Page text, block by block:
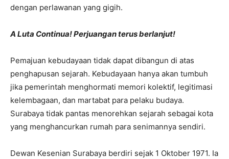
dengan perlawanan yang gigih.
A Luta Continua! Perjuangan terus berlanjut!
Pemajuan kebudayaan tidak dapat dibangun di atas
penghapusan sejarah. Kebudayaan hanya akan tumbuh
jika pemerintah menghormati memori kolektif, legitimasi
kelembagaan, dan martabat para pelaku budaya.
Surabaya tidak pantas menorehkan sejarah sebagai kota
yang menghancurkan rumah para senimannya sendiri.
Dewan Kesenian Surabaya berdiri sejak 1 Oktober 1971. Ia